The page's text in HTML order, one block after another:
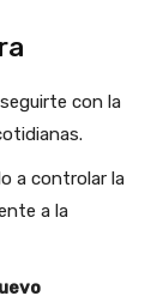
con la
a controlar la
a la